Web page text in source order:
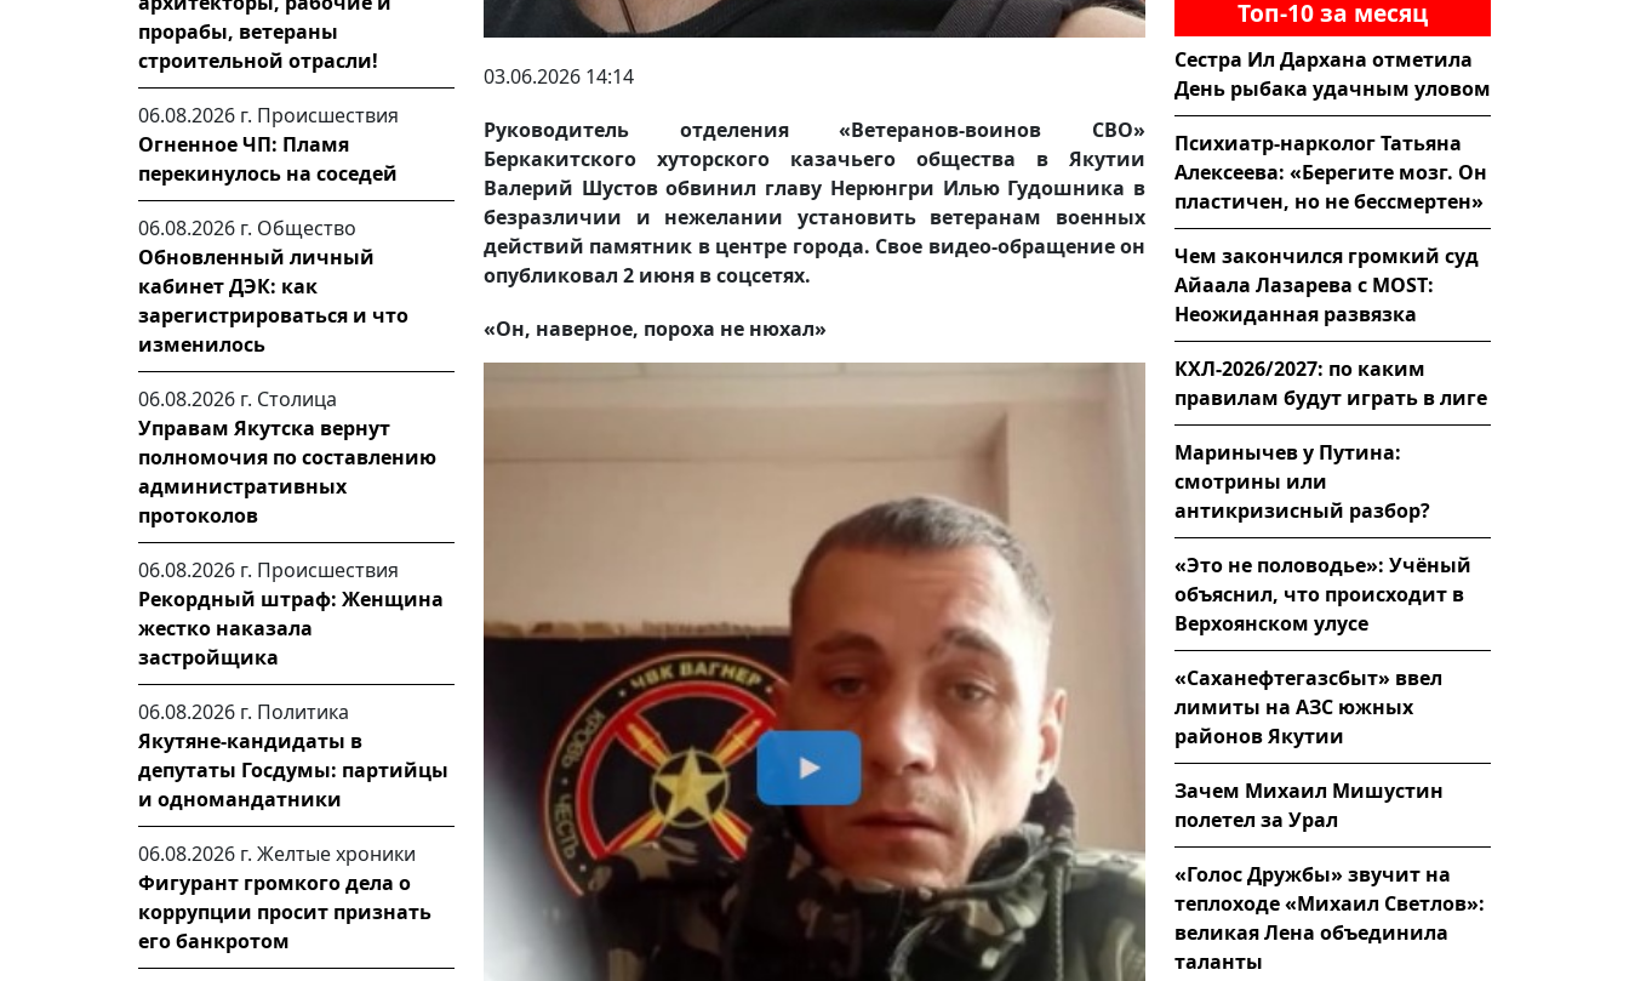
прорабы, ветераны
строительной отрасли!
06.08.2026 г. Происшествия
Огненное ЧП: Пламя
перекинулось на соседей
06.08.2026 г. Общество
Обновленный личный
кабинет ДЭК: как
зарегистрироваться и что
изменилось
06.08.2026 г. Столица
Управам Якутска вернут
полномочия по составлению
административных
протоколов
06.08.2026 г. Происшествия
Рекордный штраф: Женщина
жестко наказала
застройщика
06.08.2026 г. Политика
Якутяне-кандидаты в
депутаты Госдумы: партийцы
и одномандатники
06.08.2026 г. Желтые хроники
Фигурант громкого дела о
коррупции просит признать
его банкротом
03.06.2026 14:14
Руководитель отделения «Ветеранов-воинов СВО»
Беркакитского хуторского казачьего общества в Якутии
Валерий Шустов обвинил главу Нерюнгри Илью Гудошника в
безразличии и нежелании установить ветеранам военных
действий памятник в центре города. Свое видео-обращение он
опубликовал 2 июня в соцсетях.
«Он, наверное, пороха не нюхал»
Топ-10 за месяц
Сестра Ил Дархана отметила
День рыбака удачным уловом
Психиатр-нарколог Татьяна
Алексеева: «Берегите мозг. Он
пластичен, но не бессмертен»
Чем закончился громкий суд
Айаала Лазарева с MOST:
Неожиданная развязка
КХЛ-2026/2027: по каким
правилам будут играть в лиге
Маринычев у Путина:
смотрины или
антикризисный разбор?
«Это не половодье»: Учёный
объяснил, что происходит в
Верхоянском улусе
«Саханефтегазсбыт» ввел
лимиты на АЗС южных
районов Якутии
Зачем Михаил Мишустин
полетел за Урал
«Голос Дружбы» звучит на
теплоходе «Михаил Светлов»:
великая Лена объединила
таланты